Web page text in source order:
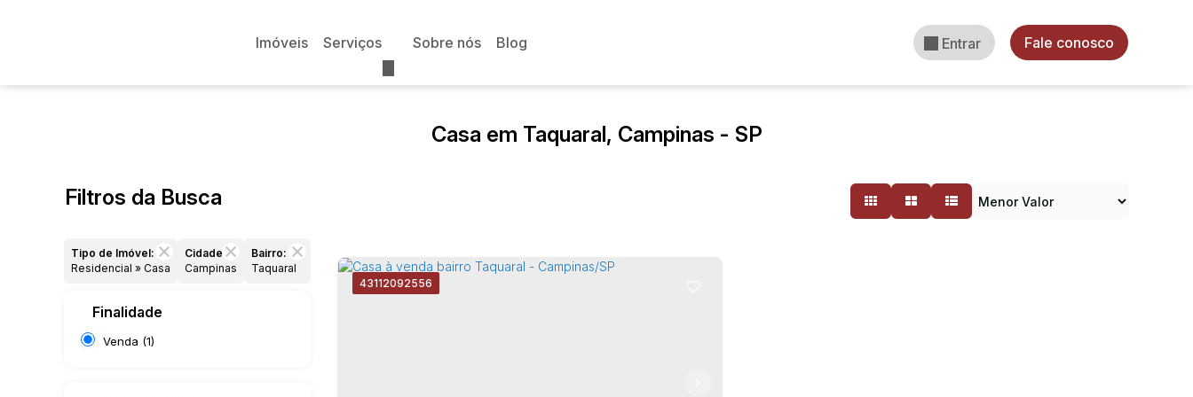
Fale conosco
Entrar
Blog
Sobre nós
Serviços
Imóveis
Casa em Taquaral, Campinas - SP
Filtros da Busca
Tipo de Imóvel:
Residencial » Casa
Cidade:
Campinas
Bairro:
Taquaral
Finalidade
Venda (1)
43112092556